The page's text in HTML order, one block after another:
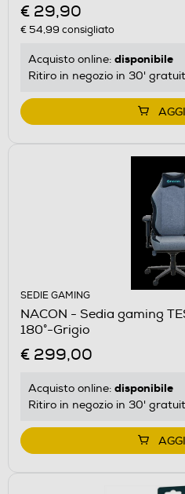
€ 29,90
€ 54,99 consigliato
Acquisto online: disponibile
Ritiro in negozio in 30'
SEDIE GAMING
NACON - Sedia gaming
180°-Grigio
€ 299,00
Acquisto online: disponibile
Ritiro in negozio in 30'